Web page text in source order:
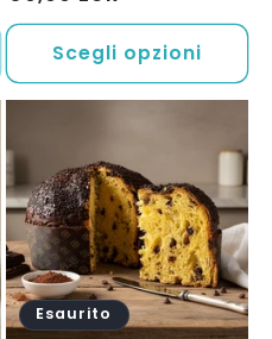
di
listinoScegli opzioni
Esaurito